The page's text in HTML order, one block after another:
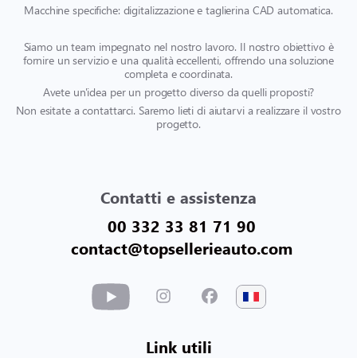
Macchine specifiche: digitalizzazione e taglierina CAD automatica.
Siamo un team impegnato nel nostro lavoro. Il nostro obiettivo è
fornire un servizio e una qualità eccellenti, offrendo una soluzione
completa e coordinata.
Avete un'idea per un progetto diverso da quelli proposti?
Non esitate a contattarci. Saremo lieti di aiutarvi a realizzare il vostro
progetto.
Contatti e assistenza
00 332 33 81 71 90
contact@topsellerieauto.com
Link utili